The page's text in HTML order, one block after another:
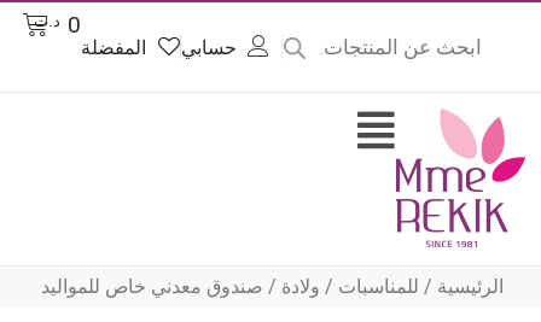
Products
حسابي المفضلة
0 د.تCart
Flyout
Menu
الرئيسية / للمناسبات / ولادة / صندوق معدني خاص للمواليد